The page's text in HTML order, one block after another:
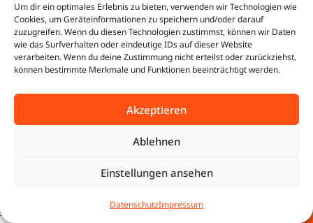
Um dir ein optimales Erlebnis zu bieten, verwenden wir Technologien wie
Cookies, um Geräteinformationen zu speichern und/oder darauf
zuzugreifen. Wenn du diesen Technologien zustimmst, können wir Daten
wie das Surfverhalten oder eindeutige IDs auf dieser Website
verarbeiten. Wenn du deine Zustimmung nicht erteilst oder zurückziehst,
können bestimmte Merkmale und Funktionen beeinträchtigt werden.
Akzeptieren
Ablehnen
Einstellungen ansehen
DatenschutzImpressum
Qualitätsversprechen
Kostenlose Beratung
199,99€